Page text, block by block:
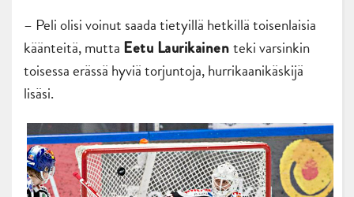
– Peli olisi voinut saada tietyillä hetkillä toisenlaisia
käänteitä, mutta Eetu Laurikainenteki varsinkin
toisessa erässä hyviä torjuntoja, hurrikaanikäskijä
lisäsi.